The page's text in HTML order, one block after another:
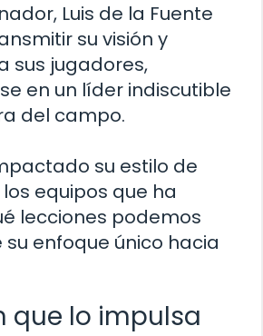
Luis de la Fuente
su visión y
sus jugadores,
en un líder indiscutible
del campo.
su estilo de
equipos que ha
lecciones podemos
enfoque único hacia
que lo impulsa